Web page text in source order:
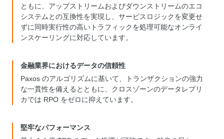
ともに、アップストリームおよびダウンストリームのエコ
システムとの互換性を実現し、サービスロジックを変更せ
ずに同時実行性の高いトラフィックを処理可能なオンライ
ンスケーリングに対応しています。
金融業界におけるデータの信頼性
Paxos のアルゴリズムに基いて、トランザクションの強力
な一貫性を備えるとともに、クロスゾーンのデータレプリ
カでは RPO をゼロに抑えています。
堅牢なパフォーマンス